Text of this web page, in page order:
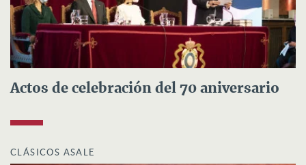
Actos de celebración del 70 aniversario
CLÁSICOS ASALE